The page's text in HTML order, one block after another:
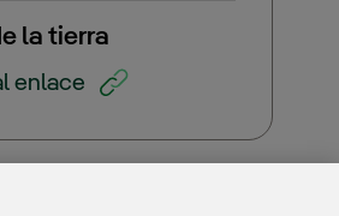
la tierra
enlace